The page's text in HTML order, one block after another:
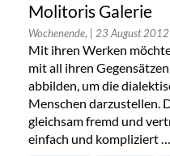
Molitoris Galerie
Wochenende, | 23 August 2012
Mit ihren Werken
mit all ihren
abbilden, um die
Menschen darzustellen.
gleichsam fremd und
einfach und kompliziert …